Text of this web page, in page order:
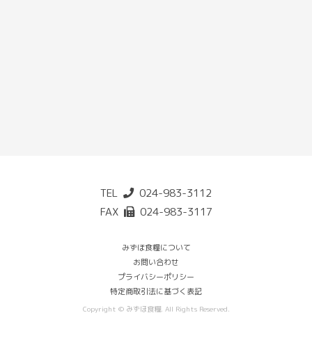
TEL
024-983-3112
FAX
024-983-3117
みずほ食糧について
お問い合わせ
プライバシーポリシー
特定商取引法に基づく表記
Copyright © みずほ食糧. All Rights Reserved.